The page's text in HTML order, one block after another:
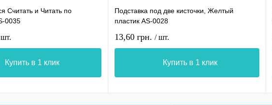
Считать и Читать по
0035
Купить в 1 клик
Подставка под две кисточки, Желтый
пластик AS-0028
13,60 грн. / шт.
Купить в 1 клик